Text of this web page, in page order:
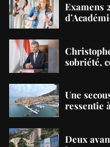
Examens
sobriété,
Une
ressentie
Deux